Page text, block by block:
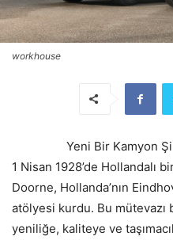
workhouse
Yeni Bir Kamyon
1 Nisan 1928’de Hollandalı
Doorne, Hollanda’nın
atölyesi kurdu. Bu mütevazı
yeniliğe, kaliteye ve